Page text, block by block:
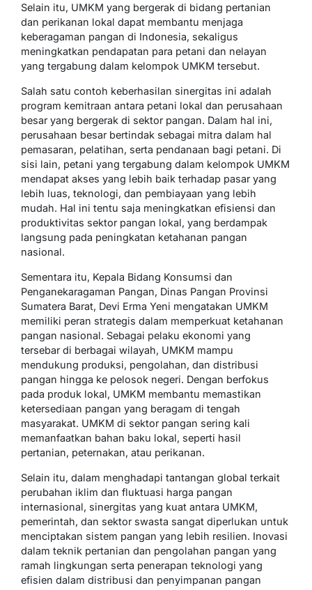
Selain itu, UMKM yang bergerak di bidang pertanian
dan perikanan lokal dapat membantu menjaga
keberagaman pangan di Indonesia, sekaligus
meningkatkan pendapatan para petani dan nelayan
yang tergabung dalam kelompok UMKM tersebut.
Salah satu contoh keberhasilan sinergitas ini adalah
program kemitraan antara petani lokal dan perusahaan
besar yang bergerak di sektor pangan. Dalam hal ini,
perusahaan besar bertindak sebagai mitra dalam hal
pemasaran, pelatihan, serta pendanaan bagi petani. Di
sisi lain, petani yang tergabung dalam kelompok UMKM
mendapat akses yang lebih baik terhadap pasar yang
lebih luas, teknologi, dan pembiayaan yang lebih
mudah. Hal ini tentu saja meningkatkan efisiensi dan
produktivitas sektor pangan lokal, yang berdampak
langsung pada peningkatan ketahanan pangan
nasional.
Sementara itu, Kepala Bidang Konsumsi dan
Penganekaragaman Pangan, Dinas Pangan Provinsi
Sumatera Barat, Devi Erma Yeni mengatakan UMKM
memiliki peran strategis dalam memperkuat ketahanan
pangan nasional. Sebagai pelaku ekonomi yang
tersebar di berbagai wilayah, UMKM mampu
mendukung produksi, pengolahan, dan distribusi
pangan hingga ke pelosok negeri. Dengan berfokus
pada produk lokal, UMKM membantu memastikan
ketersediaan pangan yang beragam di tengah
masyarakat. UMKM di sektor pangan sering kali
memanfaatkan bahan baku lokal, seperti hasil
pertanian, peternakan, atau perikanan.
Selain itu, dalam menghadapi tantangan global terkait
perubahan iklim dan fluktuasi harga pangan
internasional, sinergitas yang kuat antara UMKM,
pemerintah, dan sektor swasta sangat diperlukan untuk
menciptakan sistem pangan yang lebih resilien. Inovasi
dalam teknik pertanian dan pengolahan pangan yang
ramah lingkungan serta penerapan teknologi yang
efisien dalam distribusi dan penyimpanan pangan